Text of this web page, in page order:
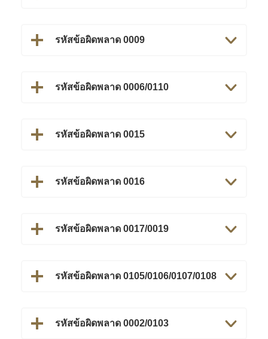
รหัสข้อผิดพลาด 0009
รหัสข้อผิดพลาด 0006/0110
รหัสข้อผิดพลาด 0015
รหัสข้อผิดพลาด 0016
รหัสข้อผิดพลาด 0017/0019
รหัสข้อผิดพลาด 0105/0106/0107/0108
รหัสข้อผิดพลาด 0002/0103